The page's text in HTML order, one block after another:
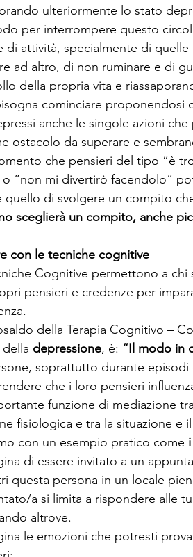
ulteriormente lo stato
per interrompere questo
di attività, specialmente di
ad altro, di non ruminare e di
della propria vita e
cominciare proponendosi
anche le singole azioni
ostacolo da superare e
che pensieri del tipo “è
o “non mi divertirò facendolo”
quello di svolgere un compito
sceglierà un compito, anche
con le tecniche cognitive
Cognitive permettono a chi
pensieri e credenze per
della Terapia Cognitivo –
depressione, è: “Il modo in
soprattutto durante episodi
che i loro pensieri
funzione di mediazione
fisiologica e tra la situazione e
con un esempio pratico come
di essere invitato a un
questa persona in un locale
a si limita a rispondere alle
altrove.
le emozioni che potresti